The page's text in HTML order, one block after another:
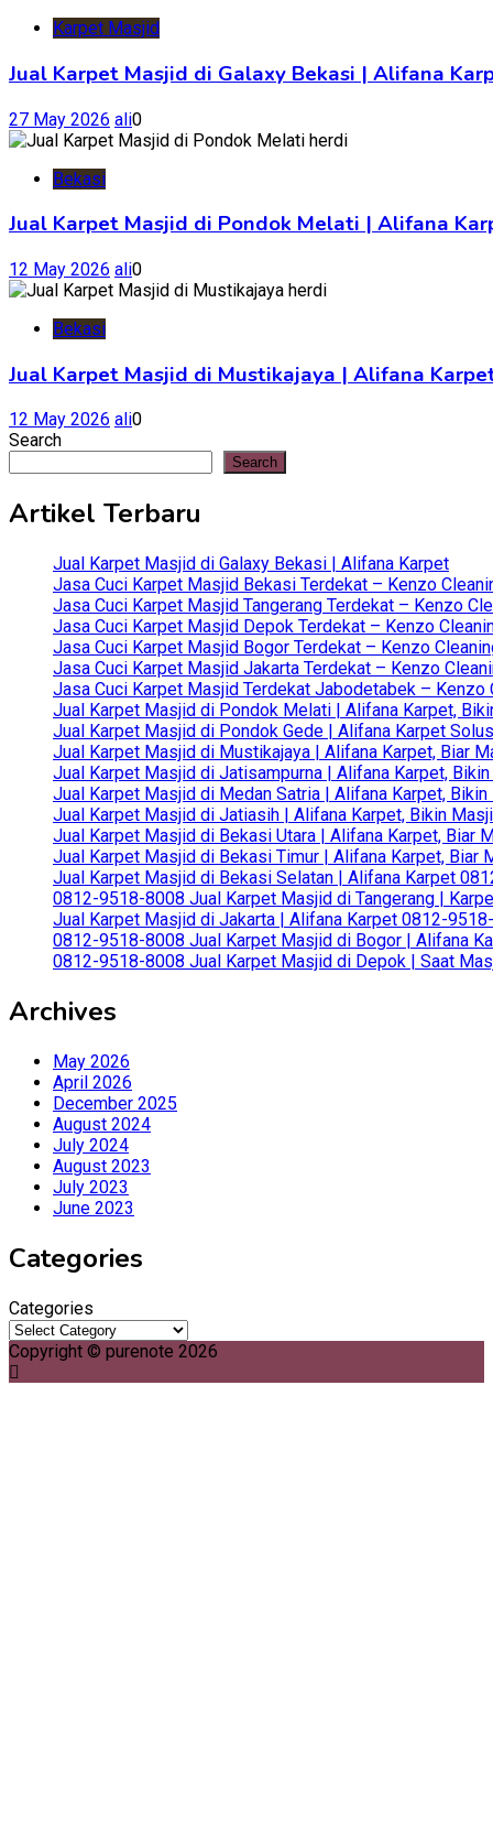
Karpet Masjid
Jual Karpet Masjid di Galaxy Bekasi | Alifana
27 May 2026 ali0
Bekasi
Jual Karpet Masjid di Pondok Melati | Alifana
12 May 2026 ali0
Bekasi
Jual Karpet Masjid di Mustikajaya | Alifana
12 May 2026 ali0
Search
Search
Artikel Terbaru
Jual Karpet Masjid di Galaxy Bekasi | Alifana Karpet
Jasa Cuci Karpet Masjid Bekasi Terdekat – Kenzo
Jasa Cuci Karpet Masjid Tangerang Terdekat – Kenzo
Jasa Cuci Karpet Masjid Depok Terdekat – Kenzo
Jasa Cuci Karpet Masjid Bogor Terdekat – Kenzo
Jasa Cuci Karpet Masjid Jakarta Terdekat – Kenzo
Jasa Cuci Karpet Masjid Terdekat Jabodetabek –
Jual Karpet Masjid di Pondok Melati | Alifana Karpet,
Jual Karpet Masjid di Pondok Gede | Alifana Karpet
Jual Karpet Masjid di Mustikajaya | Alifana Karpet, Biar
Jual Karpet Masjid di Jatisampurna | Alifana Karpet,
Jual Karpet Masjid di Medan Satria | Alifana Karpet,
Jual Karpet Masjid di Jatiasih | Alifana Karpet, Bikin
Jual Karpet Masjid di Bekasi Utara | Alifana Karpet, Biar
Jual Karpet Masjid di Bekasi Timur | Alifana Karpet, Biar
Jual Karpet Masjid di Bekasi Selatan | Alifana Karpet
0812-9518-8008 Jual Karpet Masjid di Tangerang |
Jual Karpet Masjid di Jakarta | Alifana Karpet 0812-
0812-9518-8008 Jual Karpet Masjid di Bogor | Alifana
0812-9518-8008 Jual Karpet Masjid di Depok | Saat
Archives
May 2026
April 2026
December 2025
August 2024
July 2024
August 2023
July 2023
June 2023
Categories
Categories
Copyright © purenote 2026